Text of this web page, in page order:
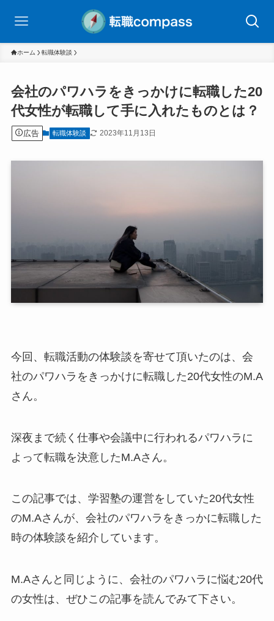
ホーム 転職体験談
会社のパワハラをきっかけに転職した20
代女性が転職して手に入れたものとは？
広告 転職体験談 2023年11月13日
今回、転職活動の体験談を寄せて頂いたのは、会
社のパワハラをきっかけに転職した20代女性のM.A
さん。
深夜まで続く仕事や会議中に行われるパワハラに
よって転職を決意したM.Aさん。
この記事では、学習塾の運営をしていた20代女性
のM.Aさんが、会社のパワハラをきっかに転職した
時の体験談を紹介しています。
M.Aさんと同じように、会社のパワハラに悩む20代
の女性は、ぜひこの記事を読んでみて下さい。